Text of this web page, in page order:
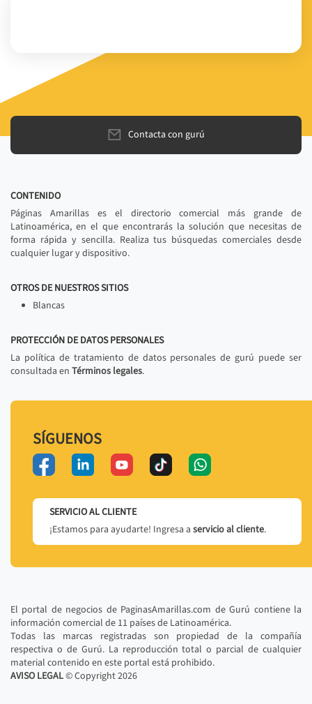
Contacta con gurú
CONTENIDO
Páginas Amarillas es el directorio comercial más grande de
Latinoamérica, en el que encontrarás la solución que necesitas de
forma rápida y sencilla. Realiza tus búsquedas comerciales desde
cualquier lugar y dispositivo.
OTROS DE NUESTROS SITIOS
Blancas
PROTECCIÓN DE DATOS PERSONALES
La política de tratamiento de datos personales de gurú puede ser
consultada en Términos legales.
SÍGUENOS
SERVICIO AL CLIENTE
¡Estamos para ayudarte! Ingresa a servicio al cliente.
El portal de negocios de PaginasAmarillas.com de Gurú contiene la
información comercial de 11 países de Latinoamérica.
Todas las marcas registradas son propiedad de la compañía
respectiva o de Gurú. La reproducción total o parcial de cualquier
material contenido en este portal está prohibido.
AVISO LEGAL© Copyright2026